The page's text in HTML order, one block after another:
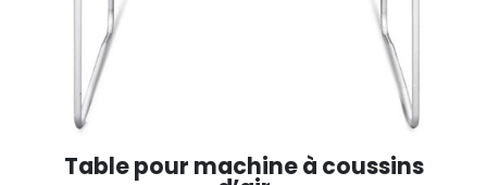
Table pour machine à coussins